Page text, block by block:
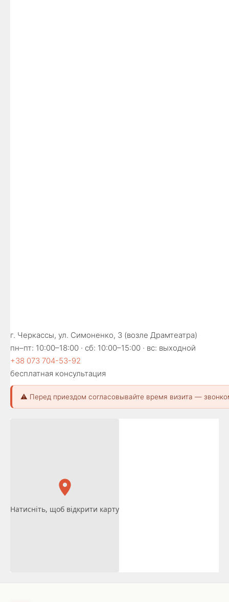
г. Черкассы, ул. Симоненко, 3 (возле Драмтеатра)
пн–пт: 10:00–18:00 · сб: 10:00–15:00 · вс: выходной
+38 073 704-53-92
бесплатная консультация
⚠️ Перед приездом согласовывайте время визита —
Натисніть, щоб відкрити карту